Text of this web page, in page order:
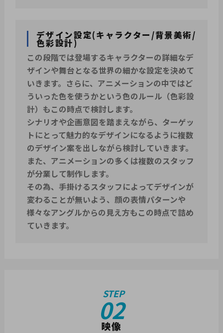
デザイン設定(キャラクター/背景美術/
色彩設計)
この段階では登場するキャラクターの詳細なデ
ザインや舞台となる世界の細かな設定を決めて
いきます。さらに、アニメーションの中ではど
ういった色を使うかという色のルール（色彩設
計）もこの時点で検討します。
シナリオや企画意図を踏まえながら、ターゲッ
トにとって魅力的なデザインになるように複数
のデザイン案を出しながら検討していきます。
また、アニメーションの多くは複数のスタッフ
が分業して制作します。
その為、手掛けるスタッフによってデザインが
変わることが無いよう、顔の表情パターンや
様々なアングルからの見え方もこの時点で詰め
ていきます。
STEP
02
映像